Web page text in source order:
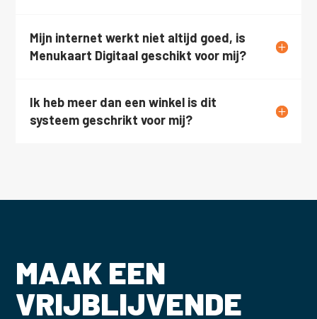
Mijn internet werkt niet altijd goed, is
Menukaart Digitaal geschikt voor mij?
Ik heb meer dan een winkel is dit
systeem geschrikt voor mij?
MAAK EEN
VRIJBLIJVENDE